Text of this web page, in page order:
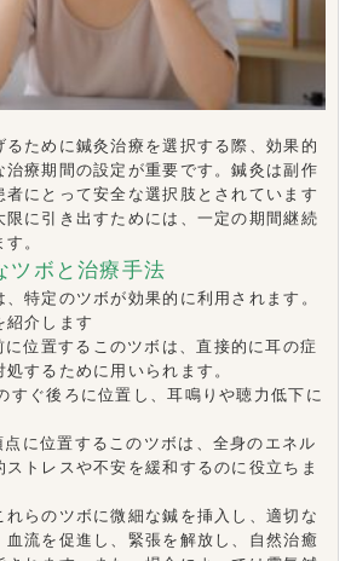
ために鍼灸治療を選択する際、効果的
治療期間の設定が重要です。鍼灸は副作
者にとって安全な選択肢とされています
に引き出すためには、一定の期間継続
。
ツボと治療手法
特定のツボが効果的に利用されます。
紹介します
位置するこのツボは、直接的に耳の症
するために用いられます。
ぐ後ろに位置し、耳鳴りや聴力低下に
に位置するこのツボは、全身のエネル
トレスや不安を緩和するのに役立ちま
らのツボに微細な鍼を挿入し、適切な
流を促進し、緊張を解放し、自然治癒